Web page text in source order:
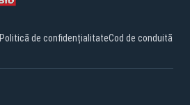
Politică de confidențialitateCod de conduită